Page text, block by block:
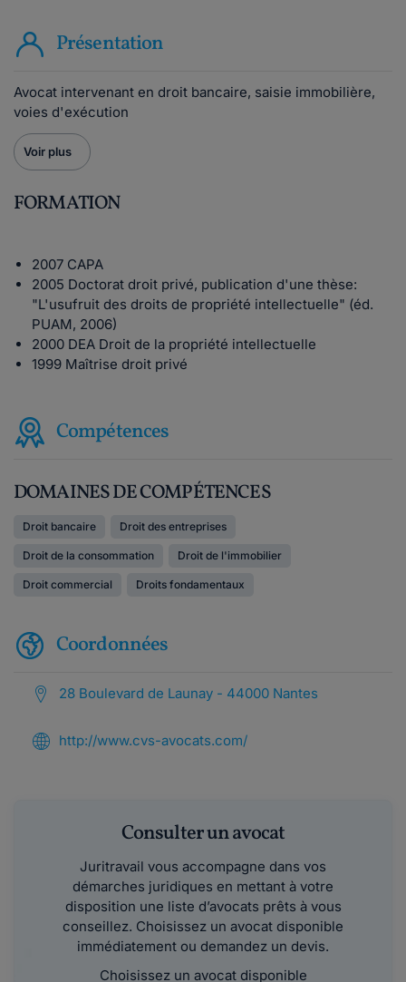
Présentation
Avocat intervenant en droit bancaire, saisie immobilière,
voies d'exécution
Voir plus
FORMATION
2007 CAPA
2005 Doctorat droit privé, publication d'une thèse:
"L'usufruit des droits de propriété intellectuelle" (éd.
PUAM, 2006)
2000 DEA Droit de la propriété intellectuelle
1999 Maîtrise droit privé
Compétences
DOMAINES DE COMPÉTENCES
Droit bancaire Droit des entreprises
Droit de la consommation Droit de l'immobilier
Droit commercial Droits fondamentaux
Coordonnées
28 Boulevard de Launay - 44000 Nantes
http://www.cvs-avocats.com/
Consulter un avocat
Juritravail vous accompagne dans vos
démarches juridiques en mettant à votre
disposition une liste d’avocats prêts à vous
conseillez. Choisissez un avocat disponible
immédiatement ou demandez un devis.
Choisissez un avocat disponible